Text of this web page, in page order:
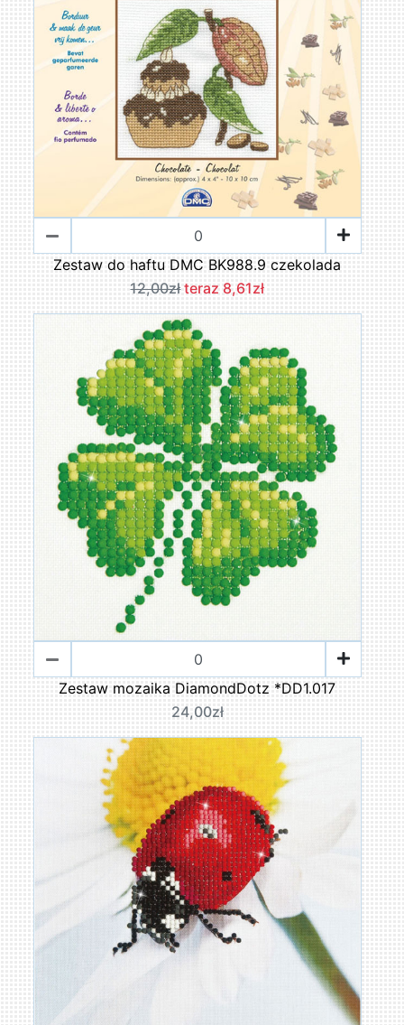
Zestaw do haftu DMC BK988.9 czekolada
12,00zł teraz 8,61zł
Zestaw mozaika DiamondDotz *DD1.017
24,00zł